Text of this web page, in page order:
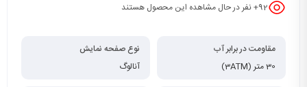
92+ نفر در حال مشاهده این محصول هستند
مقاومت در برابر آب
30 متر (3ATM)
نوع صفحه نمایش
آنالوگ